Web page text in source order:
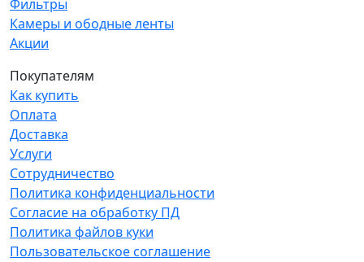
Фильтры
Камеры и ободные ленты
Акции
Покупателям
Как купить
Оплата
Доставка
Услуги
Сотрудничество
Политика конфиденциальности
Согласие на обработку ПД
Политика файлов куки
Пользовательское соглашение